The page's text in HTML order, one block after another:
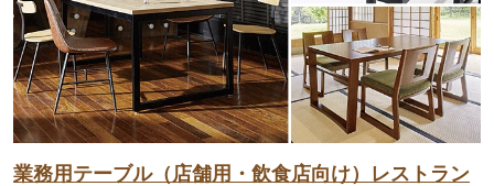
業務用テーブル（店舗用・飲食店向け）レストラン